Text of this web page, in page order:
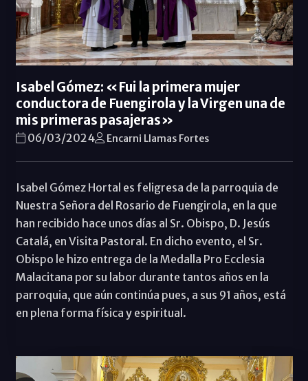
Isabel Gómez: «Fui la primera mujer
conductora de Fuengirola y la Virgen una de
mis primeras pasajeras»
06/03/2024 Encarni Llamas Fortes
Isabel Gómez Hortal es feligresa de la parroquia de
Nuestra Señora del Rosario de Fuengirola, en la que
han recibido hace unos días al Sr. Obispo, D. Jesús
Catalá, en Visita Pastoral. En dicho evento, el Sr.
Obispo le hizo entrega de la Medalla Pro Ecclesia
Malacitana por su labor durante tantos años en la
parroquia, que aún continúa pues, a sus 91 años, está
en plena forma física y espiritual.